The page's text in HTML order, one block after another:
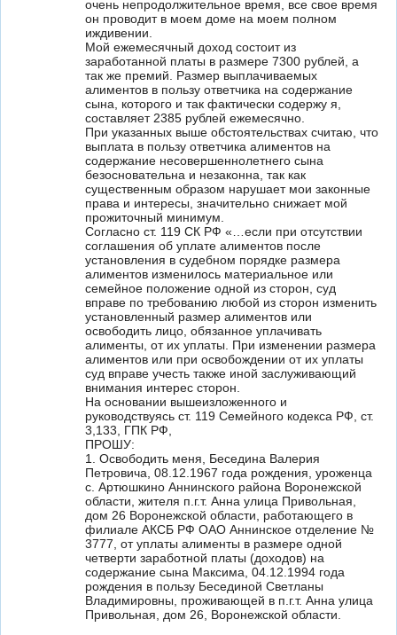
очень непродолжительное время, все свое время
он проводит в моем доме на моем полном
иждивении.
Мой ежемесячный доход состоит из
заработанной платы в размере 7300 рублей, а
так же премий. Размер выплачиваемых
алиментов в пользу ответчика на содержание
сына, которого и так фактически содержу я,
составляет 2385 рублей ежемесячно.
При указанных выше обстоятельствах считаю, что
выплата в пользу ответчика алиментов на
содержание несовершеннолетнего сына
безосновательна и незаконна, так как
существенным образом нарушает мои законные
права и интересы, значительно снижает мой
прожиточный минимум.
Согласно ст. 119 СК РФ «…если при отсутствии
соглашения об уплате алиментов после
установления в судебном порядке размера
алиментов изменилось материальное или
семейное положение одной из сторон, суд
вправе по требованию любой из сторон изменить
установленный размер алиментов или
освободить лицо, обязанное уплачивать
алименты, от их уплаты. При изменении размера
алиментов или при освобождении от их уплаты
суд вправе учесть также иной заслуживающий
внимания интерес сторон.
На основании вышеизложенного и
руководствуясь ст. 119 Семейного кодекса РФ, ст.
3,133, ГПК РФ,
ПРОШУ:
1. Освободить меня, Беседина Валерия
Петровича, 08.12.1967 года рождения, уроженца
с. Артюшкино Аннинского района Воронежской
области, жителя п.г.т. Анна улица Привольная,
дом 26 Воронежской области, работающего в
филиале АКСБ РФ ОАО Аннинское отделение №
3777, от уплаты алименты в размере одной
четверти заработной платы (доходов) на
содержание сына Максима, 04.12.1994 года
рождения в пользу Бесединой Светланы
Владимировны, проживающей в п.г.т. Анна улица
Привольная, дом 26, Воронежской области.